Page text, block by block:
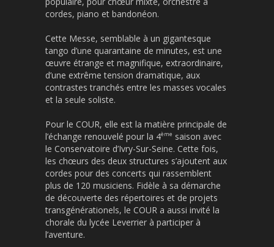
cordes, piano et bandonéon.
Cette Messe, semblable à un gigantesque
tango d’une quarantaine de minutes, est une
œuvre étrange et magnifique, extraordinaire,
d’une extrême tension dramatique, aux
contrastes tranchés entre les masses vocales
et la seule soliste.
Pour le COUR, elle est la matière principale de
l’échange renouvelé pour la 4ème saison avec
le Conservatoire d’Ivry-Sur-Seine. Cette fois,
les chœurs des deux structures s’ajoutent aux
cordes pour des concerts qui rassemblent
plus de 120 musiciens. Fidèle à sa démarche
de découverte des répertoires et de projets
transgénérationels, le COUR a aussi invité la
chorale du lycée Leverrier à participer à
l’aventure.